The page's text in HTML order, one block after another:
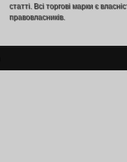
статті. Всі торгові марки є
правовласників.